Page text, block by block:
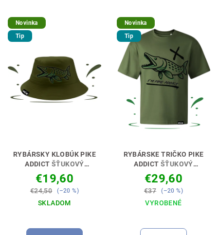
Novinka
Tip
RYBÁRSKY KLOBÚK PIKE
ADDICT ŠŤUKOVÝ
ZÁVISLÁK🎣👕
€19,60
€24,50 (–20 %)
SKLADOM
Novinka
Tip
RYBÁRSKE TRIČKO PIKE
ADDICT ŠŤUKOVÝ
ZÁVISLÁK🎣👕
€29,60
€37 (–20 %)
VYROBENÉ